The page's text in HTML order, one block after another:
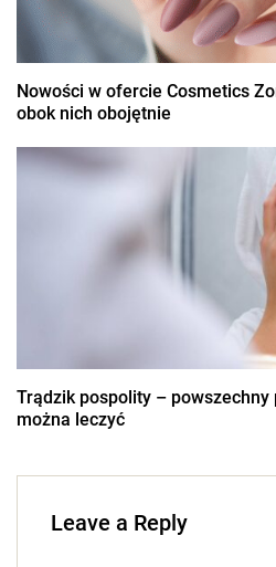
Nowości w ofercie Cosmetics
obok nich obojętnie
Trądzik pospolity –
można leczyć
Leave a Reply